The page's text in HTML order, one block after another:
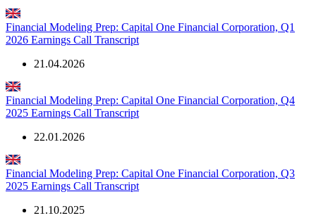
Financial Modeling Prep: Capital One Financial Corporation, Q1
2026 Earnings Call Transcript
21.04.2026
Financial Modeling Prep: Capital One Financial Corporation, Q4
2025 Earnings Call Transcript
22.01.2026
Financial Modeling Prep: Capital One Financial Corporation, Q3
2025 Earnings Call Transcript
21.10.2025